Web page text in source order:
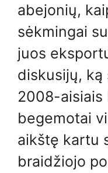
abejonių,
sėkmingai
juos
diskusijų, ką
2008-aisiais
begemotai
aikštę kartu
braidžiojo